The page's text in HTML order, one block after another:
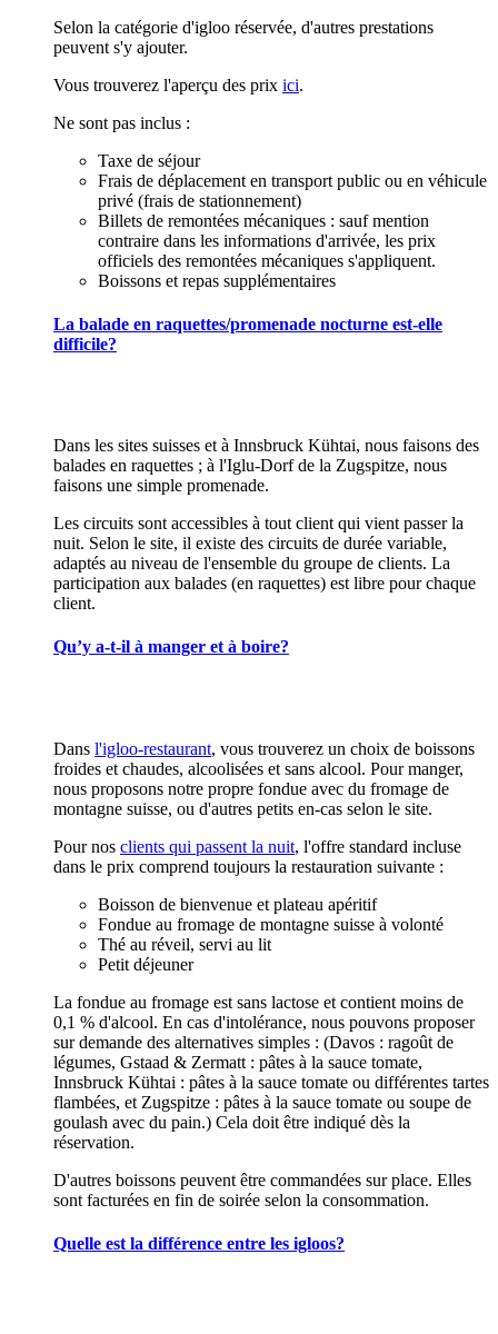
Selon la catégorie d'igloo réservée, d'autres prestations
peuvent s'y ajouter.
Vous trouverez l'aperçu des prix ici.
Ne sont pas inclus :
Taxe de séjour
Frais de déplacement en transport public ou en véhicule
privé (frais de stationnement)
Billets de remontées mécaniques : sauf mention
contraire dans les informations d'arrivée, les prix
officiels des remontées mécaniques s'appliquent.
Boissons et repas supplémentaires
La balade en raquettes/promenade nocturne est-elle
difficile?
Dans les sites suisses et à Innsbruck Kühtai, nous faisons des
balades en raquettes ; à l'Iglu-Dorf de la Zugspitze, nous
faisons une simple promenade.
Les circuits sont accessibles à tout client qui vient passer la
nuit. Selon le site, il existe des circuits de durée variable,
adaptés au niveau de l'ensemble du groupe de clients. La
participation aux balades (en raquettes) est libre pour chaque
client.
Qu’y a-t-il à manger et à boire?
Dans l'igloo-restaurant, vous trouverez un choix de boissons
froides et chaudes, alcoolisées et sans alcool. Pour manger,
nous proposons notre propre fondue avec du fromage de
montagne suisse, ou d'autres petits en-cas selon le site.
Pour nos clients qui passent la nuit, l'offre standard incluse
dans le prix comprend toujours la restauration suivante :
Boisson de bienvenue et plateau apéritif
Fondue au fromage de montagne suisse à volonté
Thé au réveil, servi au lit
Petit déjeuner
La fondue au fromage est sans lactose et contient moins de
0,1 % d'alcool. En cas d'intolérance, nous pouvons proposer
sur demande des alternatives simples : (Davos : ragoût de
légumes, Gstaad & Zermatt : pâtes à la sauce tomate,
Innsbruck Kühtai : pâtes à la sauce tomate ou différentes tartes
flambées, et Zugspitze : pâtes à la sauce tomate ou soupe de
goulash avec du pain.) Cela doit être indiqué dès la
réservation.
D'autres boissons peuvent être commandées sur place. Elles
sont facturées en fin de soirée selon la consommation.
Quelle est la différence entre les igloos?